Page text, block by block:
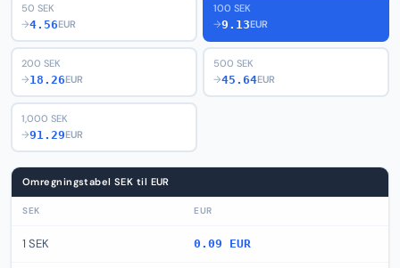
50 SEK
→4.56EUR
100 SEK
→9.13EUR
200 SEK
→18.26EUR
500 SEK
→45.64EUR
1,000 SEK
→91.29EUR
Omregningstabel SEK til EUR
SEK EUR
1 SEK 0.09 EUR